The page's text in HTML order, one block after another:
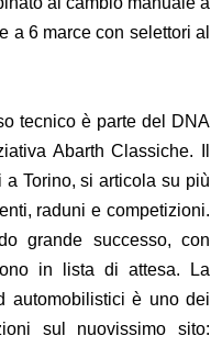
a 6 marce con selettori al
tecnico è parte del DNA
Abarth Classiche. Il
Torino, si articola su più
raduni e competizioni.
grande successo, con
in lista di attesa. La
automobilistici è uno dei
sul nuovissimo sito: